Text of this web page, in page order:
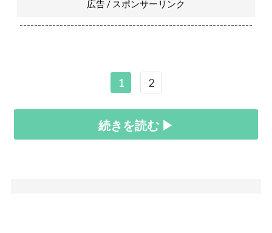
広告 / スポンサーリンク
----------------------------------------------------------------
1 2
続きを読む ▶